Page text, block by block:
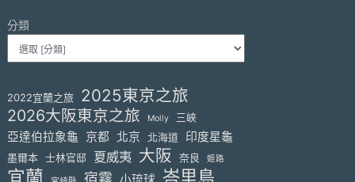
分類
2022宜蘭之旅 2025東京之旅
2026大阪東京之旅 Molly 三峽
亞達伯拉象龜 京都 北京 北海道 印度星龜
墨爾本 士林官邸 夏威夷 大阪 奈良 姬路
峇里島